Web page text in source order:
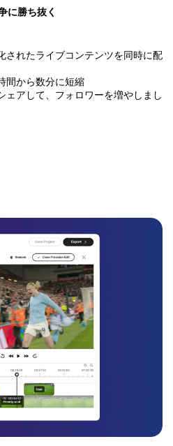
に勝ち抜く
されたライブコンテンツを同時に配
間から数分に短縮
ェアして、フォロワーを増やしまし